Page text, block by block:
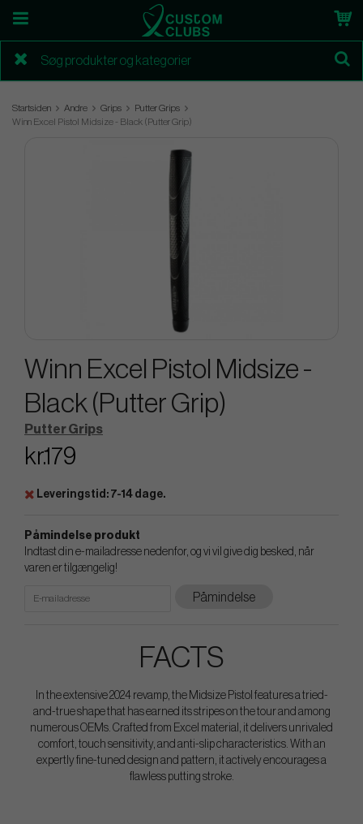
Startsiden Andre Grips
Putter Grips
Winn Excel Pistol Midsize - Black (Putter Grip)
Winn Excel Pistol Midsize -
Black (Putter Grip)
Putter Grips
kr.179
Leveringstid: 7-14 dage.
Påmindelse produkt
Indtast din e-mailadresse nedenfor, og vi vil give dig besked, når
varen er tilgængelig!
Påmindelse
FACTS
In the extensive 2024 revamp, the Midsize Pistol features a tried-
and-true shape that has earned its stripes on the tour and among
numerous OEMs. Crafted from Excel material, it delivers unrivaled
comfort, touch sensitivity, and anti-slip characteristics. With an
expertly fine-tuned design and pattern, it actively encourages a
flawless putting stroke.